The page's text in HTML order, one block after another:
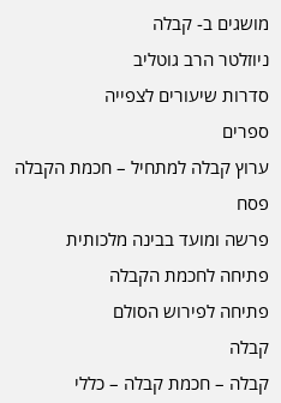
מושגים ב- קבלה
ניוזלטר הרב גוטליב
סדרות שיעורים לצפייה
ספרים
ערוץ קבלה למתחיל – חכמת הקבלה
פסח
פרשה ומועד בבינה מלכותית
פתיחה לחכמת הקבלה
פתיחה לפירוש הסולם
קבלה
קבלה – חכמת קבלה – כללי